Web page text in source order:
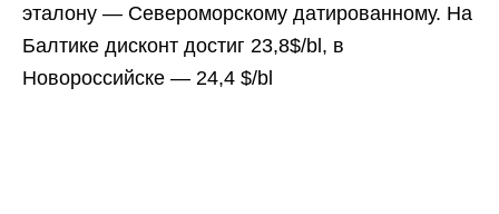
эталону — Североморскому датированному. На
Балтике дисконт достиг 23,8$/bl, в
Новороссийске — 24,4 $/bl